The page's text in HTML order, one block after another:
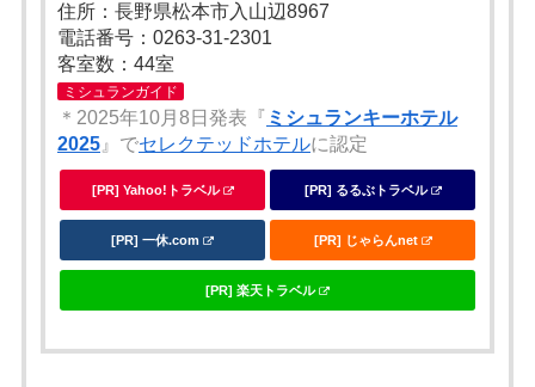
住所：長野県松本市入山辺8967
電話番号：0263-31-2301
客室数：44室
ミシュランガイド
＊2025年10月8日発表『 ミシュランキーホテル
2025 』でセレクテッドホテルに認定
[PR] Yahoo!トラベル [PR] るるぶトラベル
[PR] 一休.com [PR] じゃらんnet
[PR] 楽天トラベル